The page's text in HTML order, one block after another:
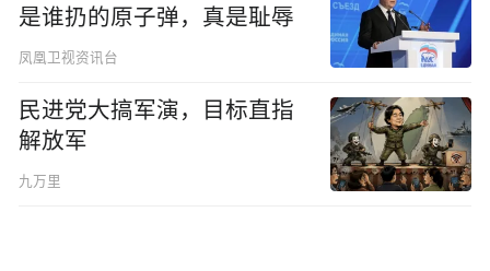
是谁扔的原子弹，真是耻辱
凤凰卫视资讯台
民进党大搞军演，目标直指
解放军
九万里